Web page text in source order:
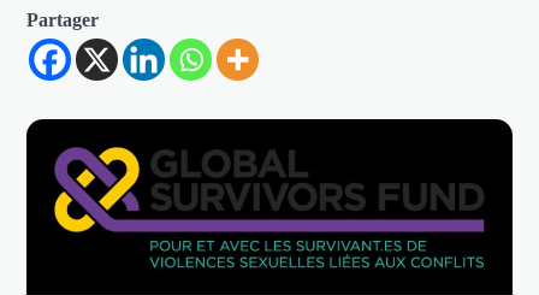
Partager